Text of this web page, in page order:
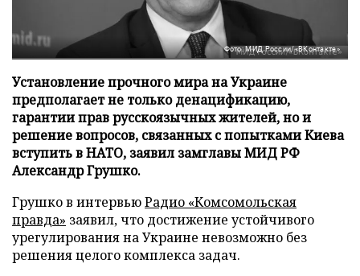
Фото: МИД России/«ВКонтакте»
Установление прочного мира на Украине
предполагает не только денацификацию,
гарантии прав русскоязычных жителей, но и
решение вопросов, связанных с попытками Киева
вступить в НАТО, заявил замглавы МИД РФ
Александр Грушко.
Грушко в интервьюРадио «Комсомольская
правда» заявил, что достижение устойчивого
урегулирования на Украине невозможно без
решения целого комплекса задач.